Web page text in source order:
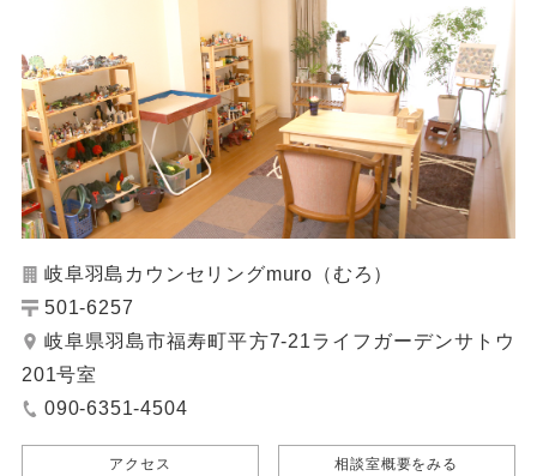
岐阜羽島カウンセリングmuro（むろ）
501-6257
岐阜県羽島市福寿町平方7-21ライフガーデンサトウ
201号室
090-6351-4504
アクセス 相談室概要をみる